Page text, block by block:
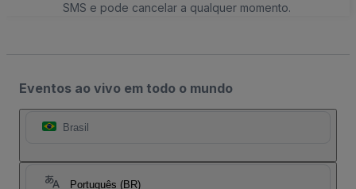
SMS e pode cancelar a qualquer momento.
Eventos ao vivo em todo o mundo
Brasil
Português (BR)